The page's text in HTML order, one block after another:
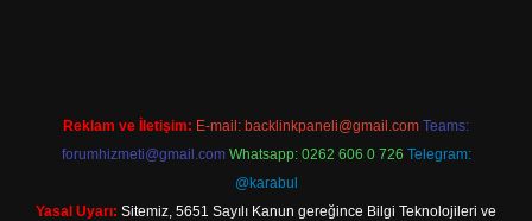
Reklam ve İletişim: E-mail: backlinkpaneli@gmail.com Teams:
forumhizmeti@gmail.com Whatsapp: 0262 606 0 726 Telegram:
@karabul
Yasal Uyarı: Sitemiz, 5651 Sayılı Kanun gereğince Bilgi Teknolojileri ve